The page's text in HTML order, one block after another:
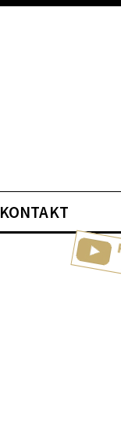
KONTAKT